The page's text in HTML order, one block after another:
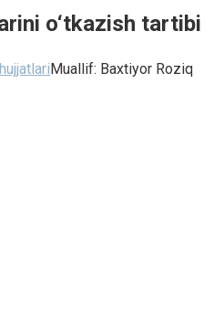
o‘tkazish tartibi
Muallif: Baxtiyor Roziq